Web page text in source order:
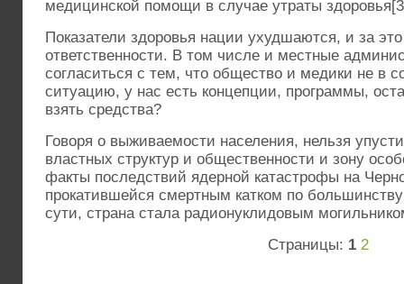
медицинской помощи в случае утраты
Показатели здоровья нации ухудшаются, и за это
ответственности. В том числе и местные
согласиться с тем, что общество и медики не в
ситуацию, у нас есть концепции, программы,
взять средства?
Говоря о выживаемости населения, нельзя
властных структур и общественности и зону
факты последствий ядерной катастрофы на
прокатившейся смертным катком по
сути, страна стала радионуклидовым
Страницы: 1 2